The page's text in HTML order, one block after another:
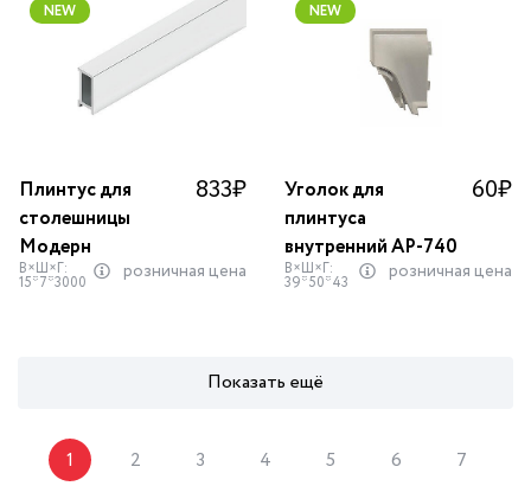
Плинтус для
столешницы
Модерн
833₽
В×Ш×Г:
15*7*3000 розничная цена
NEW
Уголок для
плинтуса
внутренний АР-740
60₽
В×Ш×Г:
39*50*43 розничная цена
NEW
Показать ещё
1 2 3 4 5 6
7